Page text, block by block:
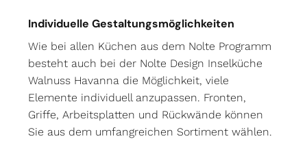
Individuelle Gestaltungsmöglichkeiten
Wie bei allen Küchen aus dem Nolte Programm
besteht auch bei der Nolte Design Inselküche
Walnuss Havanna die Möglichkeit, viele
Elemente individuell anzupassen. Fronten,
Griffe, Arbeitsplatten und Rückwände können
Sie aus dem umfangreichen Sortiment wählen.